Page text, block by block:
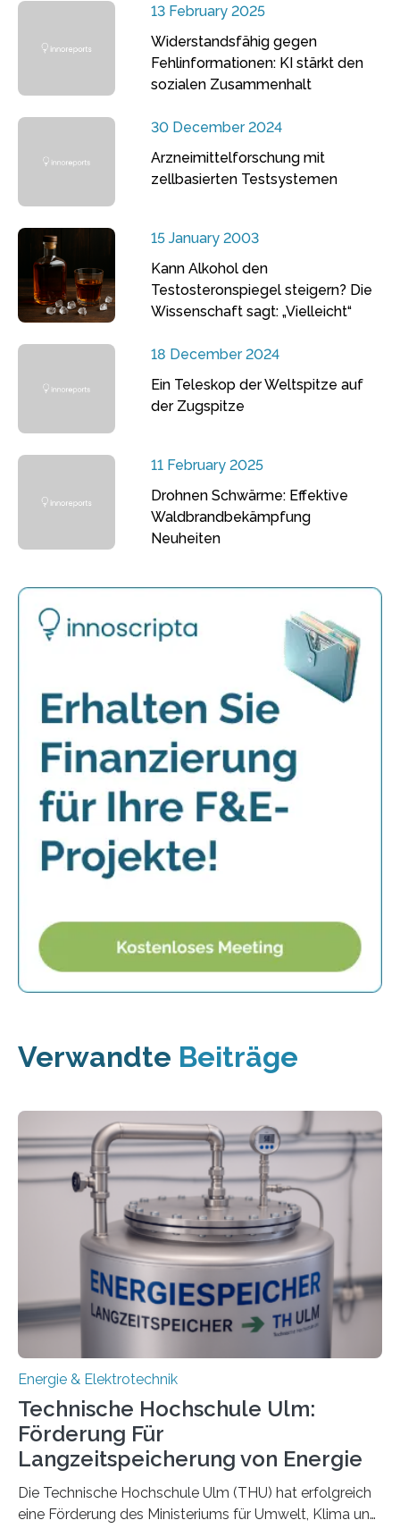
13 February 2025
Widerstandsfähig gegen
Fehlinformationen: KI stärkt den
sozialen Zusammenhalt
30 December 2024
Arzneimittelforschung mit
zellbasierten Testsystemen
15 January 2003
Kann Alkohol den
Testosteronspiegel steigern? Die
Wissenschaft sagt: „Vielleicht“
18 December 2024
Ein Teleskop der Weltspitze auf
der Zugspitze
11 February 2025
Drohnen Schwärme: Effektive
Waldbrandbekämpfung
Neuheiten
Verwandte Beiträge
Energie & Elektrotechnik
Technische Hochschule Ulm:
Förderung Für
Langzeitspeicherung von Energie
Die Technische Hochschule Ulm (THU) hat erfolgreich
eine Förderung des Ministeriums für Umwelt, Klima und